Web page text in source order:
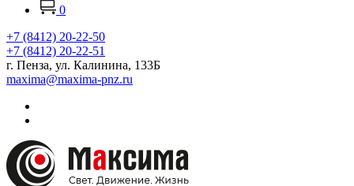
0
+7 (8412) 20-22-50
+7 (8412) 20-22-51
г. Пенза, ул. Калинина, 133Б
maxima@maxima-pnz.ru